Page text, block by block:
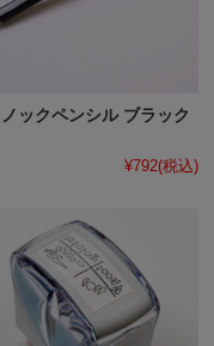
ックペンシル ブラック
¥792(税込)